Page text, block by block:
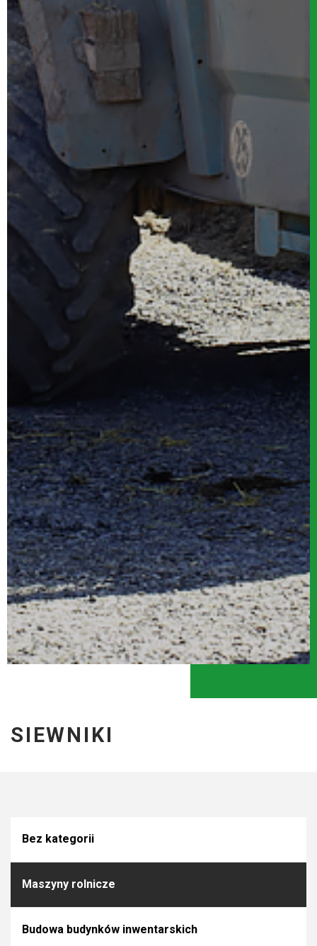
SIEWNIKI
Bez kategorii
Maszyny rolnicze
Budowa budynków inwentarskich